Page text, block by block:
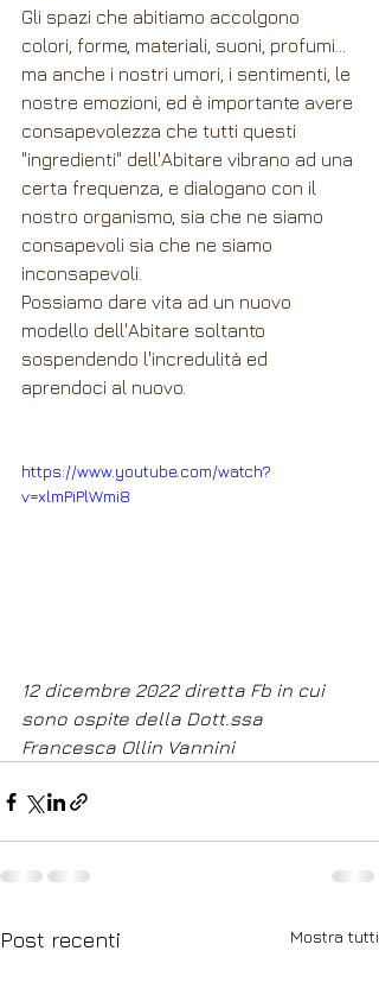
Gli spazi che abitiamo accolgono
colori, forme, materiali, suoni, profumi...
ma anche i nostri umori, i sentimenti, le
nostre emozioni, ed è importante avere
consapevolezza che tutti questi
"ingredienti" dell'Abitare vibrano ad una
certa frequenza, e dialogano con il
nostro organismo, sia che ne siamo
consapevoli sia che ne siamo
inconsapevoli.
Possiamo dare vita ad un nuovo
modello dell'Abitare soltanto
sospendendo l'incredulità ed
aprendoci al nuovo.
https://www.youtube.com/watch?
v=xlmPiPlWmi8
12 dicembre 2022 diretta Fb in cui
sono ospite della Dott.ssa
Francesca Ollin Vannini
Post recenti Mostra tutti